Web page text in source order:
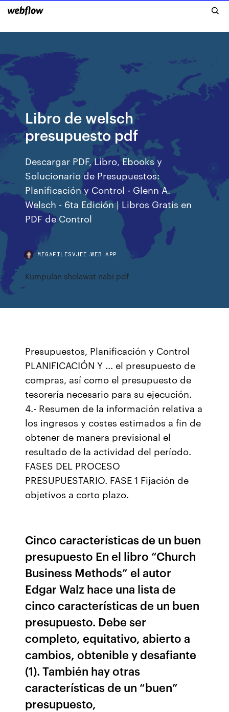
Libro de welsch
presupuesto pdf
Descargar PDF, Libro, Ebooks y
Solucionario de Presupuestos:
Planificación y Control - Glenn A.
Welsch - 6ta Edición | Libros Gratis en
PDF de Control
MEGAFILESVJEE.WEB.APP
Kumpulan sholawat nabi pdf
Presupuestos, Planificación y Control
PLANIFICACIÓN Y ... el presupuesto de
compras, así como el presupuesto de
tesorería necesario para su ejecución.
4.- Resumen de la información relativa a
los ingresos y costes estimados a fin de
obtener de manera previsional el
resultado de la actividad del período.
FASES DEL PROCESO
PRESUPUESTARIO. FASE 1 Fijación de
objetivos a corto plazo.
Cinco características de un buen
presupuesto En el libro “Church
Business Methods” el autor
Edgar Walz hace una lista de
cinco características de un buen
presupuesto. Debe ser
completo, equitativo, abierto a
cambios, obtenible y desafiante
(1). También hay otras
características de un “buen”
presupuesto,